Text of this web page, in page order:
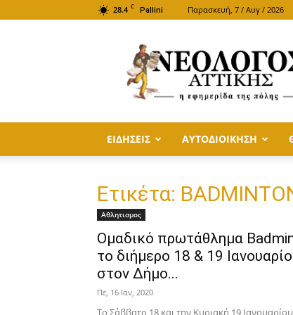
28.4 C Pallini Παρασκευή, 7 / Αυγ / 2026
ΑΤΤΙΚΗΣ
ΕΙΔΗΣΕΙΣ ΑΥΤΟΔΙΟΙΚΗΣΗ
Ετικέτα:
Αθλητισμος
Ομαδικό πρωτάθλημα
το διήμερο 18 & 19
στον Δήμο...
Πε, 16 Ιαν, 2020
Το Σάββατο 18 και την Κυριακή 19